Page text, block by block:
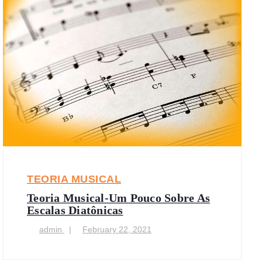
TEORIA MUSICAL
Teoria Musical-Um Pouco Sobre As
Escalas Diatônicas
admin February 22, 2021